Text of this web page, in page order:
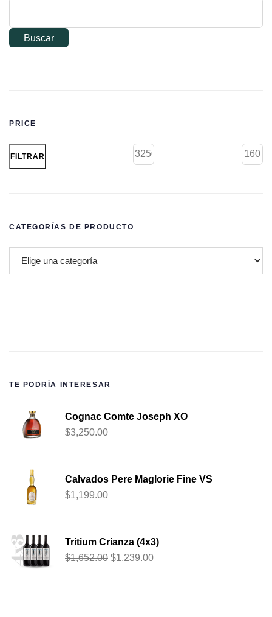
Buscar
PRICE
FILTRAR
CATEGORÍAS DE PRODUCTO
TE PODRÍA INTERESAR
Cognac Comte Joseph XO
$3,250.00
Calvados Pere Maglorie Fine VS
$1,199.00
Tritium Crianza (4x3)
$1,652.00 $1,239.00